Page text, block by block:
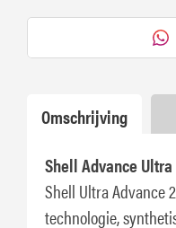
Omschrijving
Shell Advance Ultra
Shell Ultra Advance
technologie,